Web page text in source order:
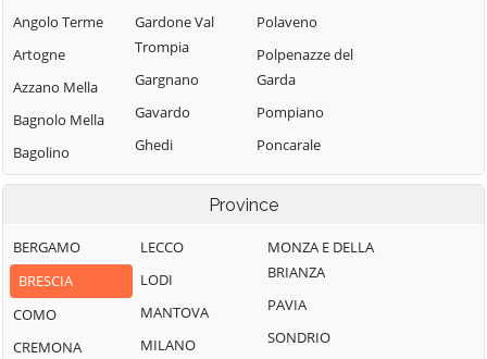
Angolo Terme
Artogne
Azzano Mella
Bagnolo Mella
Bagolino
Barbariga
Bassano
Bresciano
Bedizzole
Berlingo
Gardone Val
Trompia
Gargnano
Gavardo
Ghedi
Gianico
Gussago
Idro
Incudine
Irma
Polaveno
Polpenazze del
Garda
Pompiano
Poncarale
Ponte di Legno
Pontevico
Pontoglio
Pozzolengo
Pralboino
Preseglie
Province
BERGAMO
BRESCIA
COMO
CREMONA
LECCO
LODI
MANTOVA
MILANO
MONZA E DELLA
BRIANZA
PAVIA
SONDRIO